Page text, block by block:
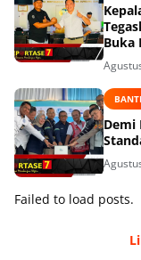
Buka
Demi
Failed to load posts.